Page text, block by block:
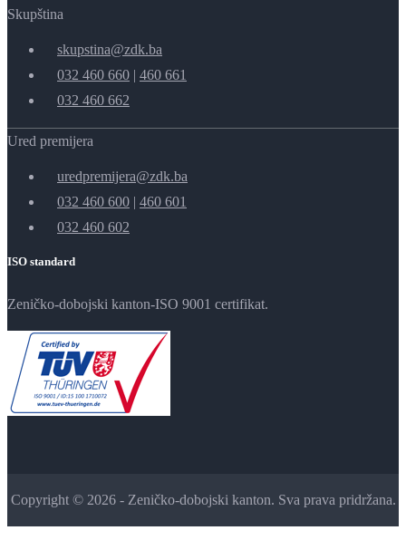
Skupština
skupstina@zdk.ba
032 460 660 | 460 661
032 460 662
Ured premijera
uredpremijera@zdk.ba
032 460 600 | 460 601
032 460 602
ISO standard
Zeničko-dobojski kanton-ISO 9001 certifikat.
Copyright © 2026 - Zeničko-dobojski kanton. Sva prava pridržana.